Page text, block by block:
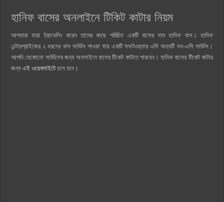
হানিফ বাসের অনলাইনে টিকিট কাটার নিয়ম
আপনারা যারা ট্রাভেলিং করেন তাদের কাছে পরিচিত একটি বাসের নাম হানিফ বাস। হানিফ
এন্টারপ্রাইজের ২ ধরনের বাস সার্ভিস পাওয়া যায় একটি সফটওয়্যার এসি অন্যটি নন-এসি সার্ভিস।
আপনি যেকোনো সার্ভিসের জন্য অনলাইনে বাসের টিকেট কাটতে পারবেন। হানিফ বাসের টিকেট কাটার
জন্যএই ওয়েবসাইটে চলে যান।